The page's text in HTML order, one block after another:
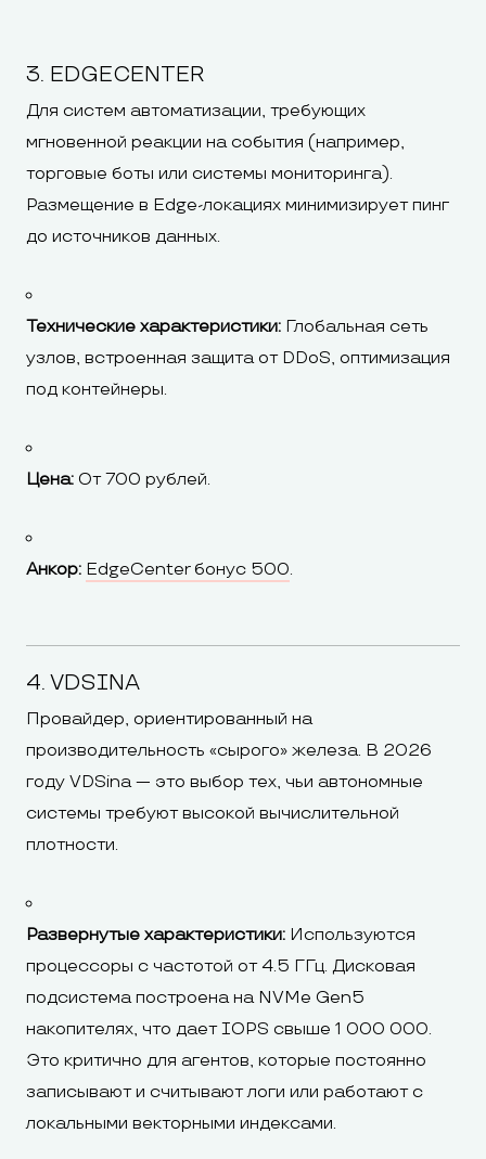
3. EDGECENTER
Для систем автоматизации, требующих
мгновенной реакции на события (например,
торговые боты или системы мониторинга).
Размещение в Edge-локациях минимизирует пинг
до источников данных.
Технические характеристики: Глобальная сеть
узлов, встроенная защита от DDoS, оптимизация
под контейнеры.
Цена: От 700 рублей.
Анкор: EdgeCenter бонус 500.
4. VDSINA
Провайдер, ориентированный на
производительность «сырого» железа. В 2026
году VDSina — это выбор тех, чьи автономные
системы требуют высокой вычислительной
плотности.
Развернутые характеристики: Используются
процессоры с частотой от 4.5 ГГц. Дисковая
подсистема построена на NVMe Gen5
накопителях, что дает IOPS свыше 1 000 000.
Это критично для агентов, которые постоянно
записывают и считывают логи или работают с
локальными векторными индексами.